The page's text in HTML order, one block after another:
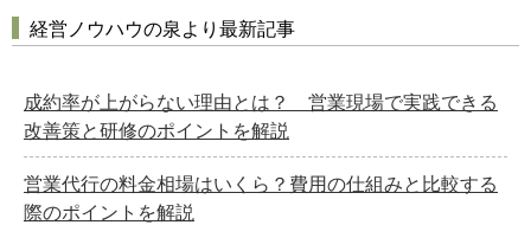
経営ノウハウの泉より最新記事
成約率が上がらない理由とは？ 営業現場で実践できる
改善策と研修のポイントを解説
営業代行の料金相場はいくら？費用の仕組みと比較する
際のポイントを解説